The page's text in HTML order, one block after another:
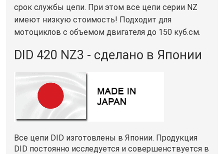
срок службы цепи. При этом все цепи серии NZ
имеют низкую стоимость! Подходит для
мотоциклов с объемом двигателя до 150 куб.см.
DID 420 NZ3 - сделано в Японии
Все цепи DID изготовлены в Японии. Продукция
DID постоянно исследуется и совершенствуется в